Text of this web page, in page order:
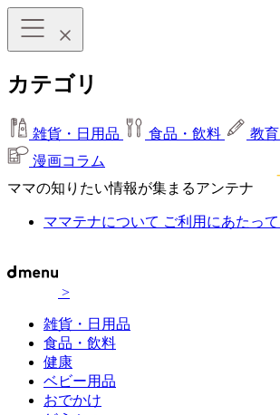
カテゴリ
雑貨・日用品 食品・飲料 教育
漫画コラム
ママの知りたい情報が集まるアンテナ
ママテナについて ご利用にあたって
>
雑貨・日用品
食品・飲料
健康
ベビー用品
おでかけ